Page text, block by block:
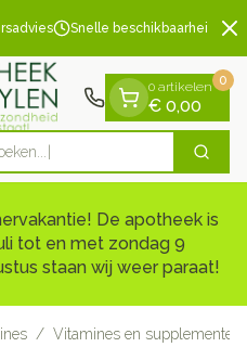
Snelle beschikbaarheid
Zoek
0 artikelen
€ 0,00
0
De apotheek is
tot en met zondag 9
staan wij weer paraat!
/ Vitamines en supplementen